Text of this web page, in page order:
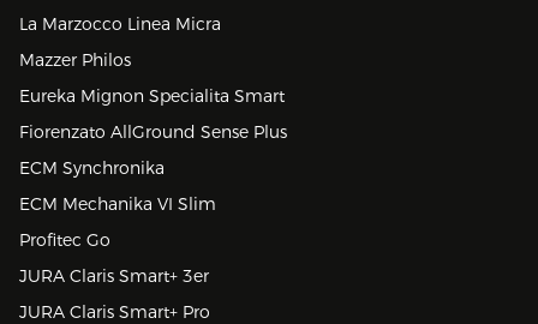
La Marzocco Linea Micra
Mazzer Philos
Eureka Mignon Specialita Smart
Fiorenzato AllGround Sense Plus
ECM Synchronika
ECM Mechanika VI Slim
Profitec Go
JURA Claris Smart+ 3er
JURA Claris Smart+ Pro